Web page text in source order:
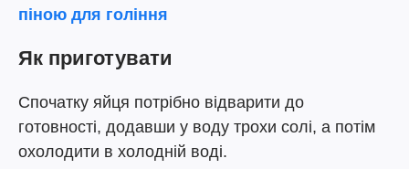
піною для гоління
Як приготувати
Спочатку яйця потрібно відварити до
готовності, додавши у воду трохи солі, а потім
охолодити в холодній воді.